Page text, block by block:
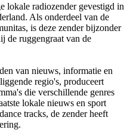
lokale radiozender gevestigd in
Als onderdeel van de
is deze zender bijzonder
de ruggengraat van de
van nieuws, informatie en
regio's, produceert
die verschillende genres
lokale nieuws en sport
tracks, de zender heeft